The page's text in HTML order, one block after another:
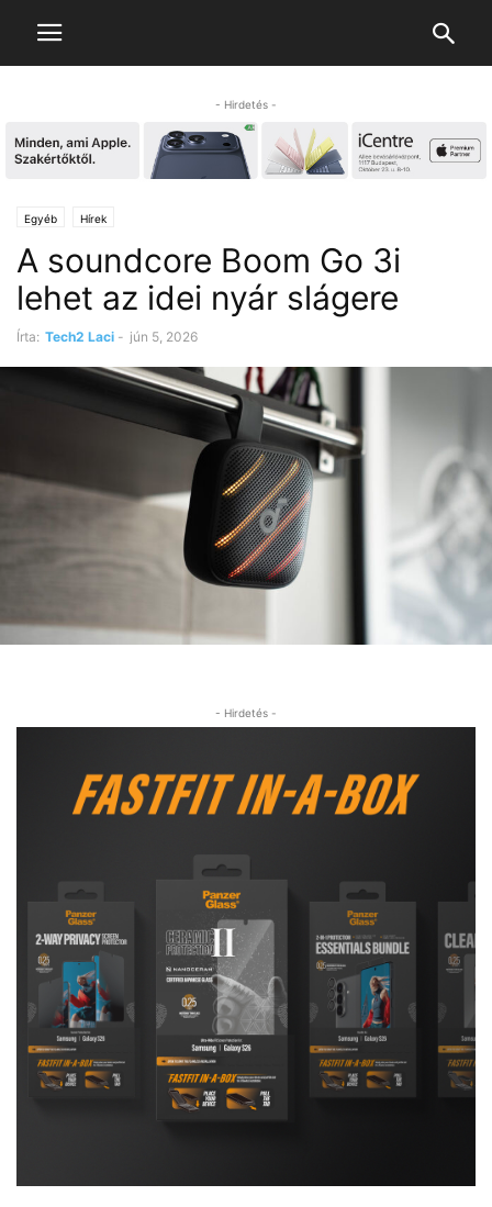
- Hirdetés -
Egyéb Hírek
A soundcore Boom Go 3i
lehet az idei nyár slágere
Írta: Tech2 Laci - jún 5, 2026
- Hirdetés -